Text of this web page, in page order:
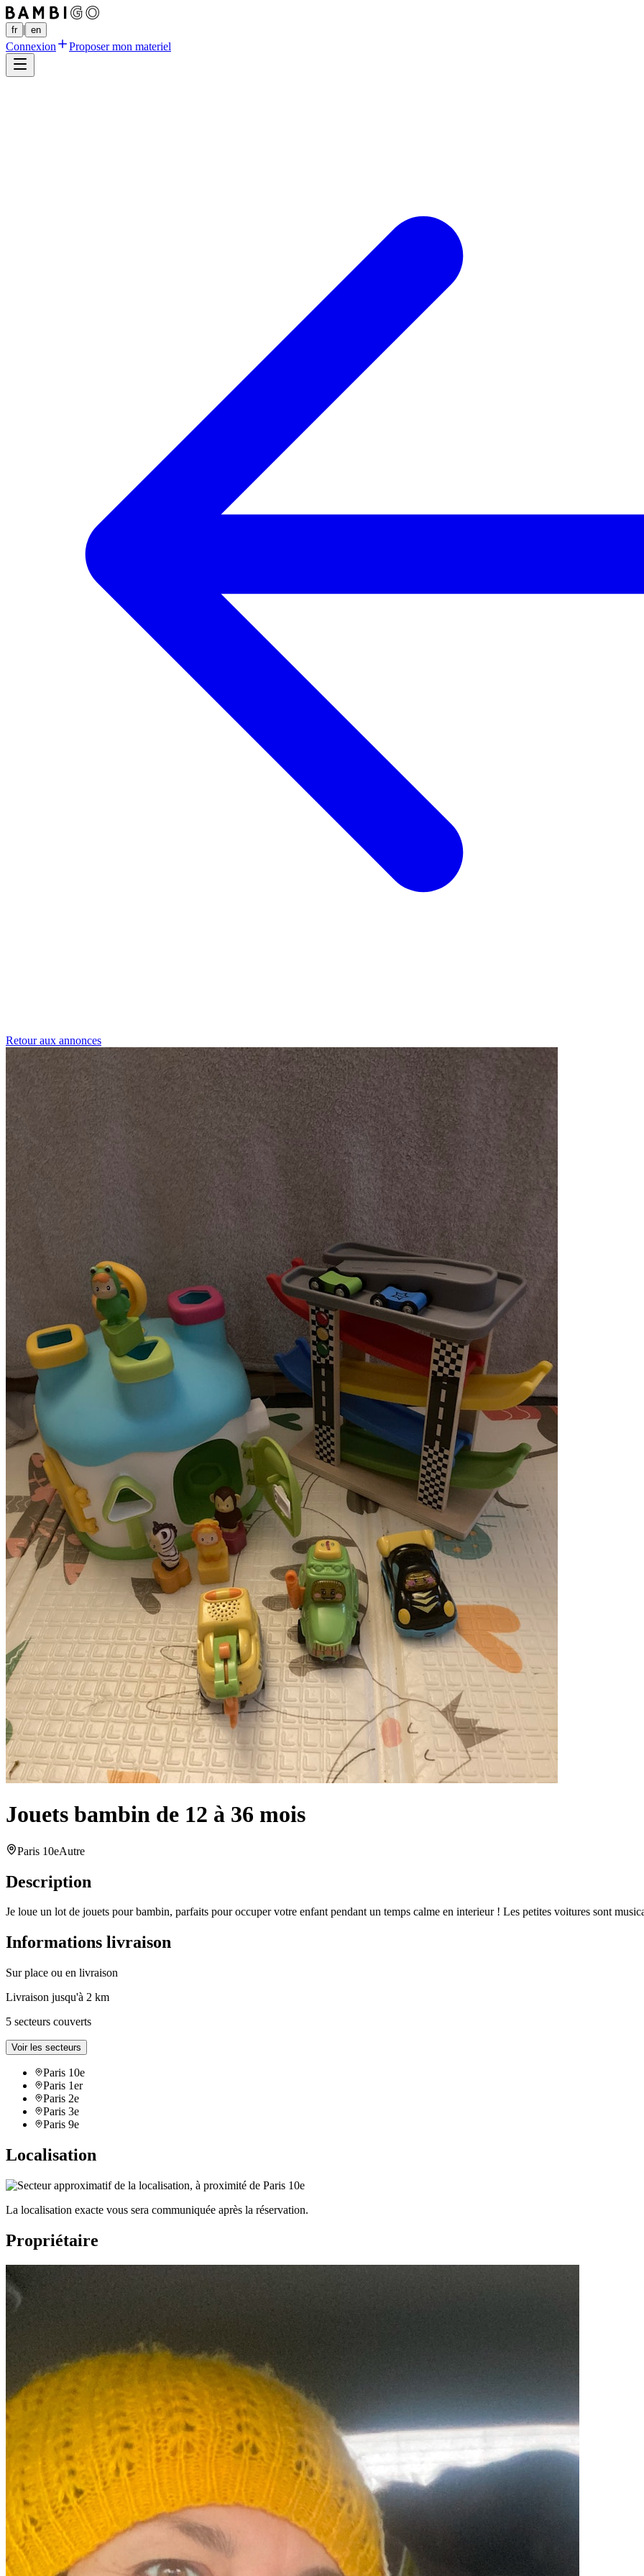
fr | en
Connexion Proposer mon materiel
Retour aux annonces
Jouets bambin de 12 à 36 mois
Paris 10eAutre
Description
Je loue un lot de jouets pour bambin, parfaits pour occuper votre enfant pendant un temps calme en interieur ! Les petites voitures sont
Informations livraison
Sur place ou en livraison
Livraison jusqu'à 2 km
5 secteurs couverts
Voir les secteurs
Paris 10e
Paris 1er
Paris 2e
Paris 3e
Paris 9e
Localisation
La localisation exacte vous sera communiquée après la réservation.
Propriétaire